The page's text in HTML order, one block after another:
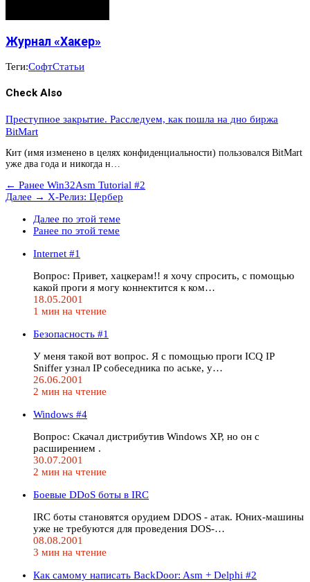
Журнал «Хакер»
Теги:СофтСтатьи
Check Also
Преступное закрытие. Расследуем, как пошла на дно биржа
BitMart
Кит (имя изменено в целях конфиденциальности) пользовался BitMart
уже два года и никогда н…
← Ранее Win32Asm Tutorial #2
Далее → X-Релиз: Цербер
Далее по этой теме
Ранее по этой теме
Internet #1
Вопрос: Привет, хацкерам!! я хочу спросить, с помощью
какой проги я могу коннектится к ком…
18.05.2001
1 мин на чтение
Безопасность #1
У меня такой вот вопрос. Я с помощью проги ICQ IP
Sniffer узнал IP собеседника по аське, у…
26.06.2001
2 мин на чтение
Windows #4
Вопрос: Скачал дистрибутив Windows XP, но он с
расширением .
30.07.2001
2 мин на чтение
Боевые DDoS боты в IRC
IRC боты становятся орудием DDOS - атак. Юних-машины
уже не требуются для проведения DOS-…
08.08.2001
3 мин на чтение
Как самому написать BackDoor: Asm + Delphi #2